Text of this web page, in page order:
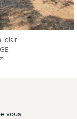
loisir
vous